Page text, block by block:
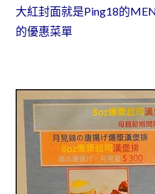
大紅封面就是Ping18的
的優惠菜單